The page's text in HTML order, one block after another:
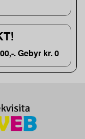
. Gebyr kr. 0